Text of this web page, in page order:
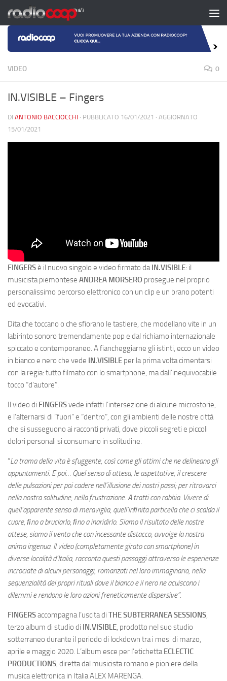
Salta al contenuto
VIDEO 0
IN.VISIBLE – Fingers
DI ANTONIO BACCIOCCHI · PUBBLICATO 16/01/2021 · AGGIORNATO
15/01/2021
FINGERSè il nuovo singolo e video firmato daIN.VISIBLE: il
musicista piemontese ANDREA MORSERO prosegue nel proprio
personalissimo percorso elettronico con un clip e un brano potenti
ed evocativi.
Dita che toccano o che sfiorano le tastiere, che modellano vite in un
labirinto sonoro tremendamente pop e dal richiamo internazionale
spiccato e contemporaneo. A fiancheggiarne gli istinti, ecco un video
in bianco e nero che vede IN.VISIBLE per la prima volta cimentarsi
con la regia: tutto filmato con lo smartphone, ma dall’inequivocabile
tocco “d’autore”.
Il video di FINGERSvede infatti l’intersezione di alcune microstorie,
e l’alternarsi di “fuori” e “dentro”, con gli ambienti delle nostre città
che si susseguono ai racconti privati, dove piccoli segreti e piccoli
dolori personali si consumano in solitudine.
“La trama della vita è sfuggente, così come gli attimi che ne delineano gli
appuntamenti. E poi… Quel senso di attesa, le aspettative, il crescere
delle pulsazioni per poi cadere nell’illusione dei nostri passi; per ritrovarci
nella nostra solitudine, nella frustrazione. A tratti con rabbia. Vivere di
quell’apparente senso di meraviglia, quell’inﬁnita particella che ci scalda il
cuore, ﬁno a bruciarlo, ﬁno a inaridirlo. Siamo il risultato delle nostre
attese, siamo il vento che con incessante distacco, avvolge la nostra
anima ingenua. Il video (completamente girato con smartphone) in
diverse località d’Italia, racconta questi passaggi attraverso le esperienze
incrociate di alcuni personaggi, romanzati nel loro immaginario, nella
sequenzialità dei propri rituali dove il bianco e il nero ne acuiscono i
dilemmi e rendono le loro azioni freneticamente dispersive”.
FINGERSaccompagna l’uscita di THE SUBTERRANEA SESSIONS,
terzo album di studio di IN.VISIBLE, prodotto nel suo studio
sotterraneo durante il periodo di lockdown tra i mesi di marzo,
aprile e maggio 2020. L’album esce per l’etichettaECLECTIC
PRODUCTIONS, diretta dal musicista romano e pioniere della
musica elettronica in Italia ALEX MARENGA.